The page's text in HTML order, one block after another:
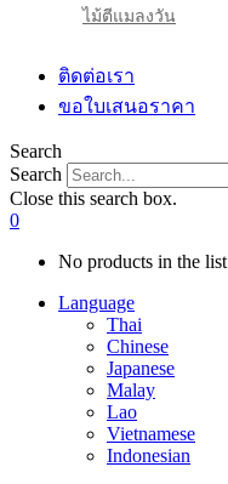
ไม้ตีแมลงวัน
ติดต่อเรา
ขอใบเสนอราคา
Search
Search
Close this search box.
0
No products in the list
Language
Thai
Chinese
Japanese
Malay
Lao
Vietnamese
Indonesian